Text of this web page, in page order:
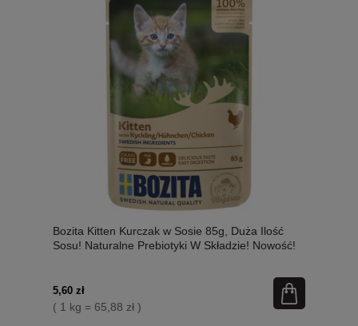
Bozita Kitten Kurczak w Sosie 85g, Duża Ilość
Sosu! Naturalne Prebiotyki W Składzie! Nowość!
5,60 zł
( 1 kg = 65,88 zł )